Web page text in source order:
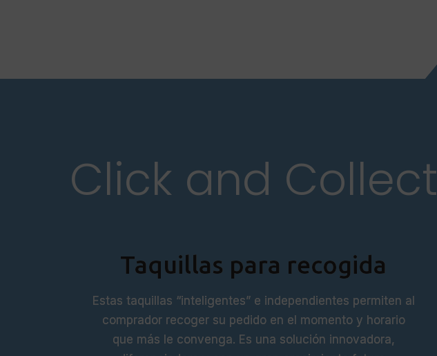
Click and Collect
Taquillas para recogida
Estas taquillas “inteligentes” e independientes permiten al
comprador recoger su pedido en el momento y horario
que más le convenga. Es una solución innovadora,